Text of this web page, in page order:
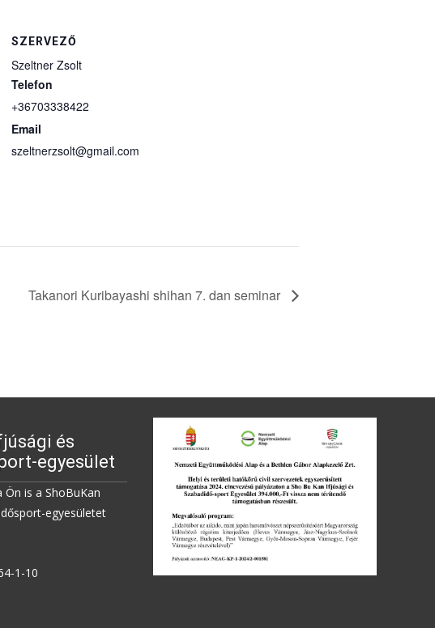
SZERVEZŐ
Szeltner Zsolt
Telefon
+36703338422
Email
szeltnerzsolt@gmail.com
Takanori Kuribayashi shihan 7. dan seminar
és
egyesület
is a ShoBuKan
egyesületet
1-10